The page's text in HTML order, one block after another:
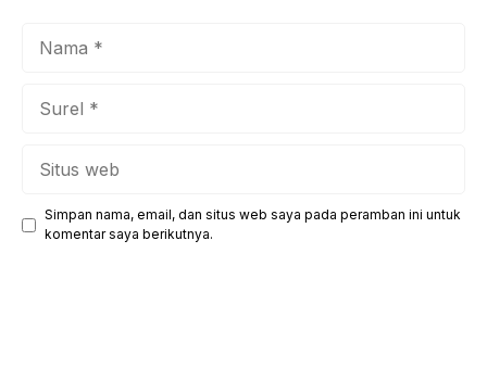
Simpan nama, email, dan situs web saya pada peramban ini untuk
komentar saya berikutnya.